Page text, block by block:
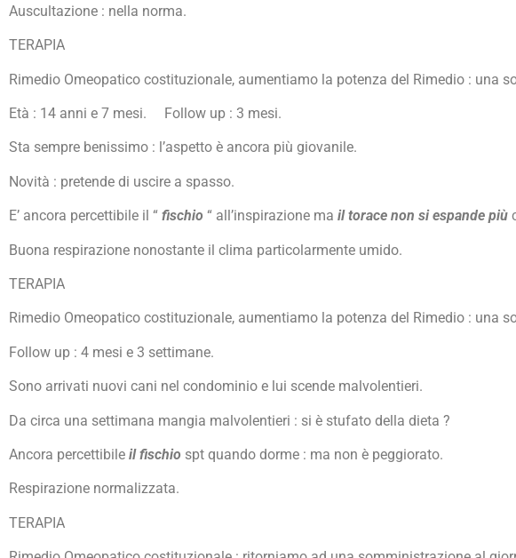
Auscultazione : nella norma.
TERAPIA
Rimedio Omeopatico costituzionale, aumentiamo la potenza del Rimedio : una
Età : 14 anni e 7 mesi. Follow up : 3 mesi.
Sta sempre benissimo : l’aspetto è ancora più giovanile.
Novità : pretende di uscire a spasso.
E’ ancora percettibile il “ fischio “ all’inspirazione ma il torace non si espande più
Buona respirazione nonostante il clima particolarmente umido.
TERAPIA
Rimedio Omeopatico costituzionale, aumentiamo la potenza del Rimedio : una
Follow up : 4 mesi e 3 settimane.
Sono arrivati nuovi cani nel condominio e lui scende malvolentieri.
Da circa una settimana mangia malvolentieri : si è stufato della dieta ?
Ancora percettibile il fischio spt quando dorme : ma non è peggiorato.
Respirazione normalizzata.
TERAPIA